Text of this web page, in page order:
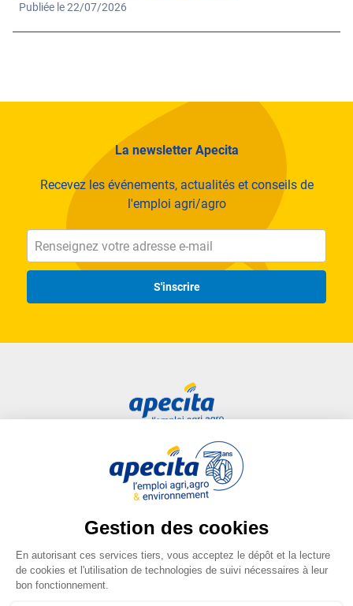
Publiée le 22/07/2026
La newsletter Apecita
Recevez les événements, actualités et conseils de
l'emploi agri/agro
S'inscrire
Entreprise
Centre de formation
Liens utiles
Plan du site
FAQ